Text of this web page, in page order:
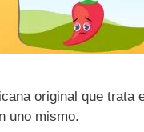
original que trata
uno mismo.